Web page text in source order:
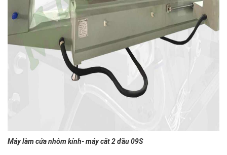
Máy làm cửa nhôm kính- máy cắt 2 đầu 09S